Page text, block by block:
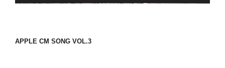
APPLE CM SONG VOL.3